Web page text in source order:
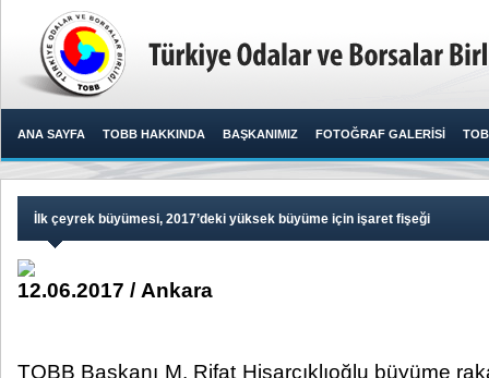
ANA SAYFA TOBB HAKKINDA BAŞKANIMIZ FOTOĞRAF GALERİSİ
İlk çeyrek büyümesi, 2017’deki yüksek büyüme için işaret fişeği
12.06.2017 / Ankara
TOBB Başkanı M. Rifat Hisarcıklıoğlu büyüme